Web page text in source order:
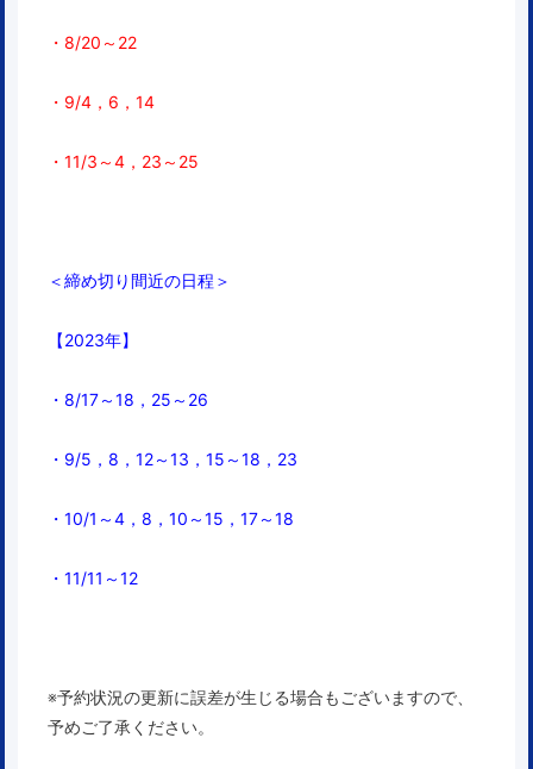
・8/20～22
・9/4，6，14
・11/3～4，23～25
＜締め切り間近の日程＞
【2023年】
・8/17～18，25～26
・9/5，8，12～13，15～18，23
・10/1～4，8，10～15，17～18
・11/11～12
※予約状況の更新に誤差が生じる場合もございますので、
予めご了承ください。